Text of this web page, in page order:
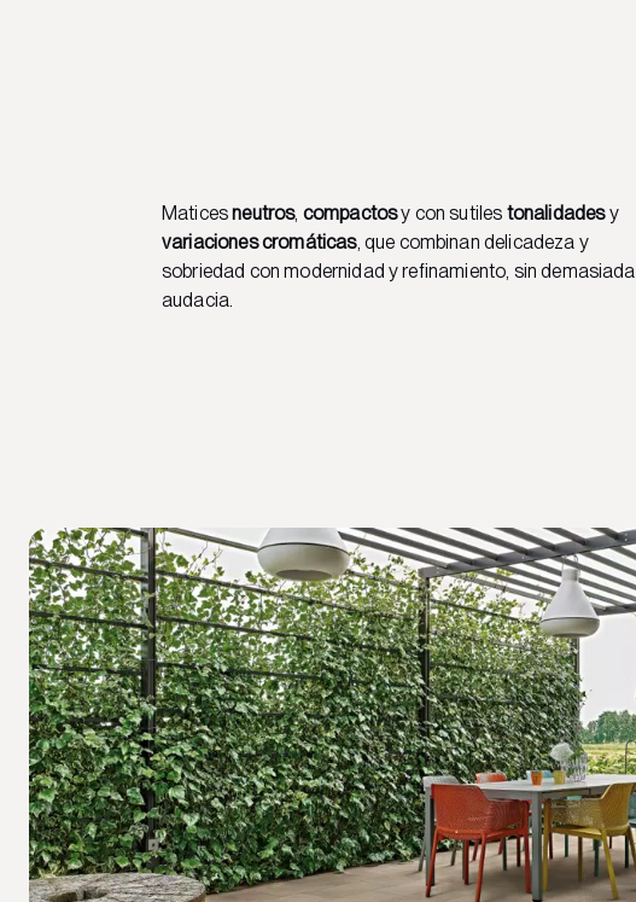
Maticesneutros, compactosy con sutiles tonalidadesy
variaciones cromáticas, que combinan delicadeza y
sobriedad con modernidad y refinamiento, sin demasiada
audacia.